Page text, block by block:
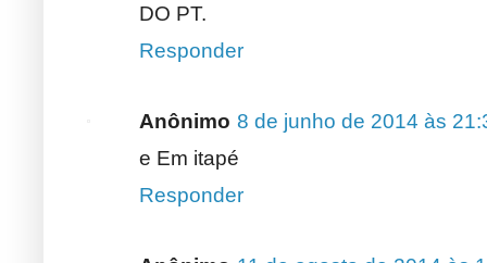
DO PT.
Responder
Anônimo 8 de junho de 2014 às
e Em itapé
Responder